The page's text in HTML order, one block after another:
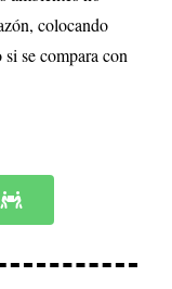
colocando
se compara con